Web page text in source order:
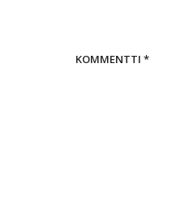
KOMMENTTI *